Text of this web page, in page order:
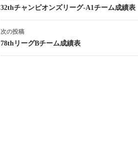
稿
ナ
ビ
32thチャンピオンズリーグ-A1チーム成績表
次の投稿
78thリーグBチーム成績表